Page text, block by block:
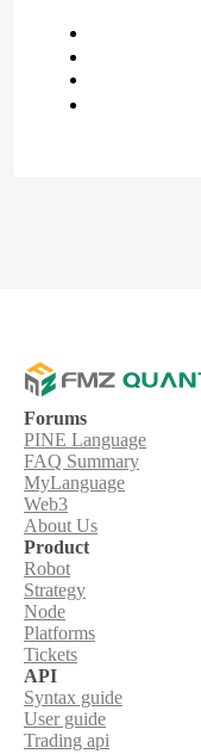
Forums
PINE Language
FAQ Summary
MyLanguage
Web3
About Us
Product
Robot
Strategy
Node
Platforms
Tickets
API
Syntax guide
User guide
Trading api